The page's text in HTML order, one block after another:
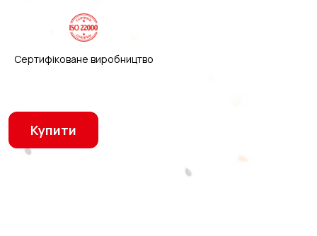
Сертифіковане виробництво
Купити